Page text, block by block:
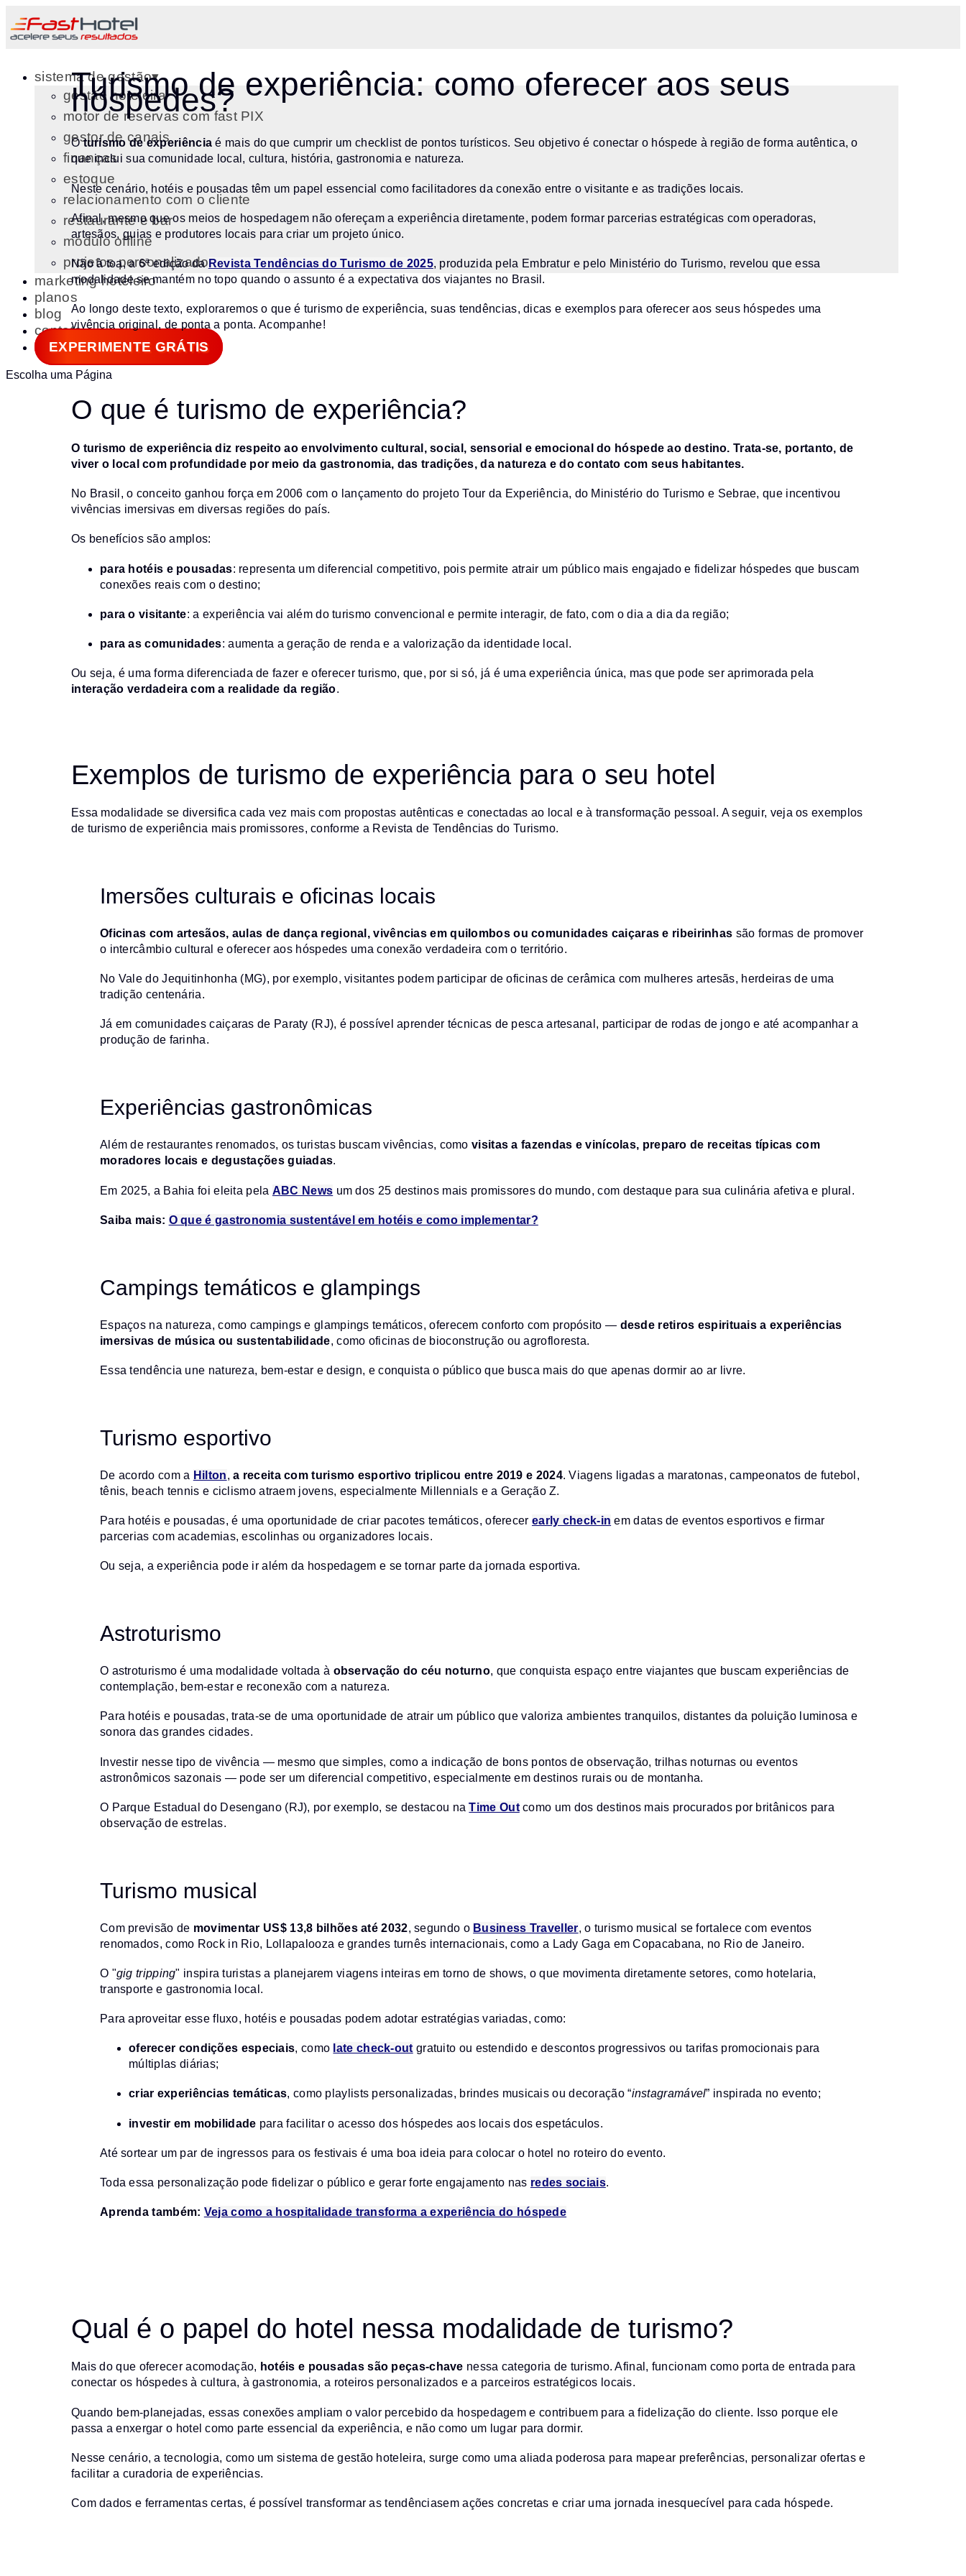
sistema de gestão▾
gestão hoteleira
motor de reservas com fast PIX
gestor de canais
finanças
estoque
relacionamento com o cliente
restaurante e bar
módulo offline
projetos personalizados
marketing hoteleiro
planos
blog
contato
EXPERIMENTE GRÁTIS
Escolha uma Página
Turismo de experiência: como oferecer aos seus
hóspedes?
Oturismo de experiência é mais do que cumprir um checklist de pontos turísticos. Seu objetivo é conectar o hóspede à região de forma autêntica, o
que inclui sua comunidade local, cultura, história, gastronomia e natureza.
Neste cenário, hotéis e pousadas têm um papel essencial como facilitadores da conexão entre o visitante e as tradições locais.
Afinal, mesmo que os meios de hospedagem não ofereçam a experiência diretamente, podem formar parcerias estratégicas com operadoras,
artesãos, guias e produtores locais para criar um projeto único.
Não à toa, a 6ª edição da Revista Tendências do Turismo de 2025, produzida pela Embratur e pelo Ministério do Turismo, revelou que essa
modalidade se mantém no topo quando o assunto é a expectativa dos viajantes no Brasil.
Ao longo deste texto, exploraremos o que é turismo de experiência, suas tendências, dicas e exemplos para oferecer aos seus hóspedes uma
vivência original, de ponta a ponta. Acompanhe!
O que é turismo de experiência?
O turismo de experiência diz respeito ao envolvimento cultural, social, sensorial e emocional do hóspede ao destino. Trata-se, portanto, de
viver o local com profundidade por meio da gastronomia, das tradições, da natureza e do contato com seus habitantes.
No Brasil, o conceito ganhou força em 2006 com o lançamento do projeto Tour da Experiência, do Ministério do Turismo e Sebrae, que incentivou
vivências imersivas em diversas regiões do país.
Os benefícios são amplos:
para hotéis e pousadas: representa um diferencial competitivo, pois permite atrair um público mais engajado e fidelizar hóspedes que buscam
conexões reais com o destino;
para o visitante: a experiência vai além do turismo convencional e permite interagir, de fato, com o dia a dia da região;
para as comunidades: aumenta a geração de renda e a valorização da identidade local.
Ou seja, é uma forma diferenciada de fazer e oferecer turismo, que, por si só, já é uma experiência única, mas que pode ser aprimorada pela
interação verdadeira com a realidade da região.
Exemplos de turismo de experiência para o seu hotel
Essa modalidade se diversifica cada vez mais com propostas autênticas e conectadas ao local e à transformação pessoal. A seguir, veja os exemplos
de turismo de experiência mais promissores, conforme a Revista de Tendências do Turismo.
Imersões culturais e oficinas locais
Oficinas com artesãos, aulas de dança regional, vivências em quilombos ou comunidades caiçaras e ribeirinhas são formas de promover
o intercâmbio cultural e oferecer aos hóspedes uma conexão verdadeira com o território.
No Vale do Jequitinhonha (MG), por exemplo, visitantes podem participar de oficinas de cerâmica com mulheres artesãs, herdeiras de uma
tradição centenária.
Já em comunidades caiçaras de Paraty (RJ), é possível aprender técnicas de pesca artesanal, participar de rodas de jongo e até acompanhar a
produção de farinha.
Experiências gastronômicas
Além de restaurantes renomados, os turistas buscam vivências, comovisitas a fazendas e vinícolas, preparo de receitas típicas com
moradores locais e degustações guiadas.
Em 2025, a Bahia foi eleita pela ABC News um dos 25 destinos mais promissores do mundo, com destaque para sua culinária afetiva e plural.
Saiba mais: O que é gastronomia sustentável em hotéis e como implementar?
Campings temáticos e glampings
Espaços na natureza, como campings e glampings temáticos, oferecem conforto com propósito — desde retiros espirituais a experiências
imersivas de música ou sustentabilidade, como oficinas de bioconstrução ou agrofloresta.
Essa tendência une natureza, bem-estar e design, e conquista o público que busca mais do que apenas dormir ao ar livre.
Turismo esportivo
De acordo com a Hilton,a receita com turismo esportivo triplicou entre 2019 e 2024. Viagens ligadas a maratonas, campeonatos de futebol,
tênis, beach tennis e ciclismo atraem jovens, especialmente Millennials e a Geração Z.
Para hotéis e pousadas, é uma oportunidade de criar pacotes temáticos, oferecer early check-in em datas de eventos esportivos e firmar
parcerias com academias, escolinhas ou organizadores locais.
Ou seja, a experiência pode ir além da hospedagem e se tornar parte da jornada esportiva.
Astroturismo
O astroturismo é uma modalidade voltada à observação do céu noturno, que conquista espaço entre viajantes que buscam experiências de
contemplação, bem-estar e reconexão com a natureza.
Para hotéis e pousadas, trata-se de uma oportunidade de atrair um público que valoriza ambientes tranquilos, distantes da poluição luminosa e
sonora das grandes cidades.
Investir nesse tipo de vivência — mesmo que simples, como a indicação de bons pontos de observação, trilhas noturnas ou eventos
astronômicos sazonais — pode ser um diferencial competitivo, especialmente em destinos rurais ou de montanha.
O Parque Estadual do Desengano (RJ), por exemplo, se destacou naTime Outcomo um dos destinos mais procurados por britânicos para
observação de estrelas.
Turismo musical
Com previsão de movimentar US$ 13,8 bilhões até 2032, segundo o Business Traveller, o turismo musical se fortalece com eventos
renomados, como Rock in Rio, Lollapalooza e grandes turnês internacionais, como a Lady Gaga em Copacabana, no Rio de Janeiro.
O "gig tripping" inspira turistas a planejarem viagens inteiras em torno de shows, o que movimenta diretamente setores, como hotelaria,
transporte e gastronomia local.
Para aproveitar esse fluxo, hotéis e pousadas podem adotar estratégias variadas, como:
oferecer condições especiais, como late check-out gratuito ou estendido e descontos progressivos ou tarifas promocionais para
múltiplas diárias;
criar experiências temáticas, como playlists personalizadas, brindes musicais ou decoração “instagramável” inspirada no evento;
investir em mobilidade para facilitar o acesso dos hóspedes aos locais dos espetáculos.
Até sortear um par de ingressos para os festivais é uma boa ideia para colocar o hotel no roteiro do evento.
Toda essa personalização pode fidelizar o público e gerar forte engajamento nas redes sociais.
Aprenda também: Veja como a hospitalidade transforma a experiência do hóspede
Qual é o papel do hotel nessa modalidade de turismo?
Mais do que oferecer acomodação, hotéis e pousadas são peças-chave nessa categoria de turismo. Afinal, funcionam como porta de entrada para
conectar os hóspedes à cultura, à gastronomia, a roteiros personalizados e a parceiros estratégicos locais.
Quando bem-planejadas, essas conexões ampliam o valor percebido da hospedagem e contribuem para a fidelização do cliente. Isso porque ele
passa a enxergar o hotel como parte essencial da experiência, e não como um lugar para dormir.
Nesse cenário, a tecnologia, como um sistema de gestão hoteleira, surge como uma aliada poderosa para mapear preferências, personalizar ofertas e
facilitar a curadoria de experiências.
Com dados e ferramentas certas, é possível transformar as tendênciasem ações concretas e criar uma jornada inesquecível para cada hóspede.